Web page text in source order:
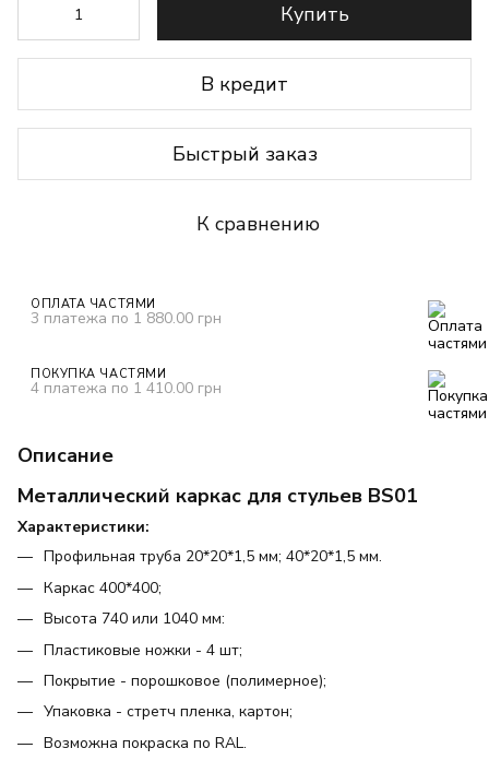
Купить
В кредит
Быстрый заказ
К сравнению
ОПЛАТА ЧАСТЯМИ
3 платежа по 1 880.00 грн
ПОКУПКА ЧАСТЯМИ
4 платежа по 1 410.00 грн
Описание
Металлический каркас для стульев BS01
Характеристики:
Профильная труба 20*20*1,5 мм; 40*20*1,5 мм.
Каркас 400*400;
Высота 740 или 1040 мм:
Пластиковые ножки - 4 шт;
Покрытие - порошковое (полимерное);
Упаковка - стретч пленка, картон;
Возможна покраска по RAL.